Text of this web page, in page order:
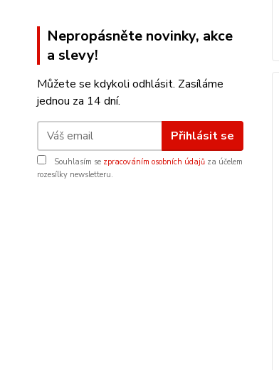
Nepropásněte novinky, akce
a slevy!
Můžete se kdykoli odhlásit. Zasíláme
jednou za 14 dní.
Přihlásit se
Souhlasím se zpracováním osobních údajů za účelem
rozesílky newsletteru.